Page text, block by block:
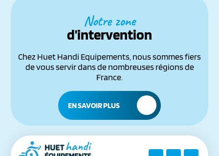
Notre zone
d’intervention
Chez Huet Handi Equipements, nous sommes fiers
de vous servir dans de nombreuses régions de
France.
EN SAVOIR PLUS